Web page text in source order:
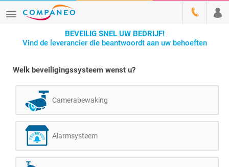
BEVEILIG SNEL UW BEDRIJF!
Vind de leverancier die beantwoordt aan uw behoeften
Welk beveiligingssysteem wenst u?
Camerabewaking
Alarmsysteem